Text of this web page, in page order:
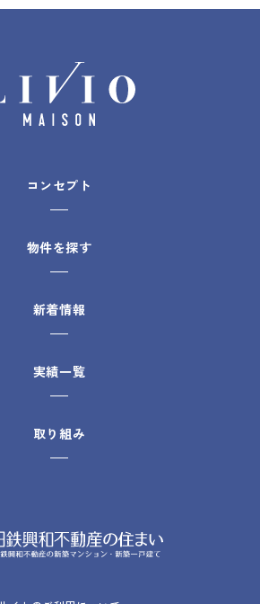
コンセプト
物件を探す
新着情報
実績一覧
取り組み